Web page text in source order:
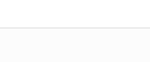
Amankan Pria Pengedar